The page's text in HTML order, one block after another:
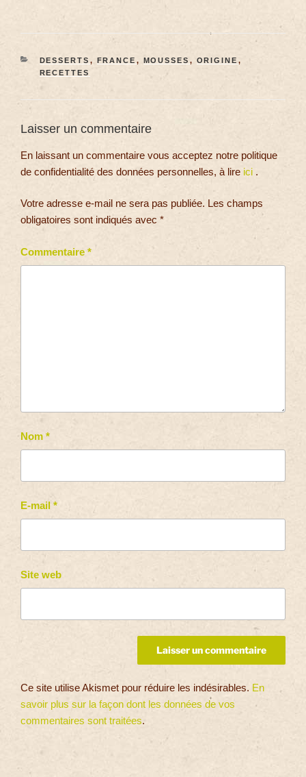
DESSERTS , FRANCE , MOUSSES , ORIGINE ,
RECETTES
Laisser un commentaire
En laissant un commentaire vous acceptez notre politique
de confidentialité des données personnelles, à lire ici .
Votre adresse e-mail ne sera pas publiée. Les champs
obligatoires sont indiqués avec *
Commentaire *
Nom *
E-mail *
Site web
Ce site utilise Akismet pour réduire les indésirables. En
savoir plus sur la façon dont les données de vos
commentaires sont traitées.